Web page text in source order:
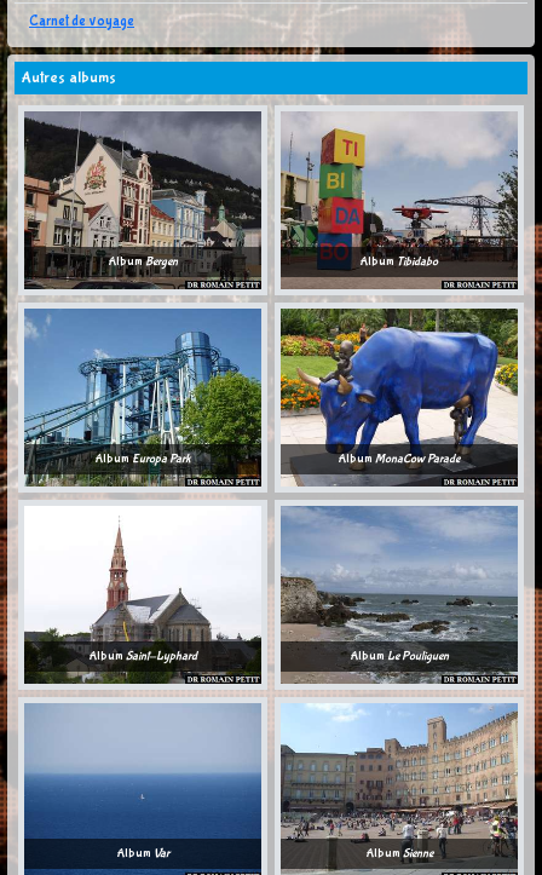
Carnet de voyage
Autres albums
AlbumBergen AlbumTibidabo
AlbumEuropa Park Album MonaCow Parade
AlbumSaint-Lyphard Album Le Pouliguen
Album Var Album Sienne